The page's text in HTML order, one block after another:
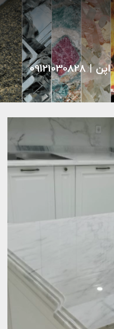
بهترین سنگ برای اپن | 09121030828